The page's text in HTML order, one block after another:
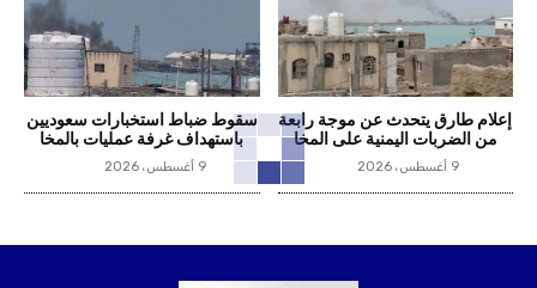
إعلام طارق يتحدث عن موجة رابعة
من الضربات اليمنية على المخا
9 أغسطس، 2026
سقوط ضباط استخبارات سعوديين
باستهداف غرفة عمليات بالمخا
9 أغسطس، 2026